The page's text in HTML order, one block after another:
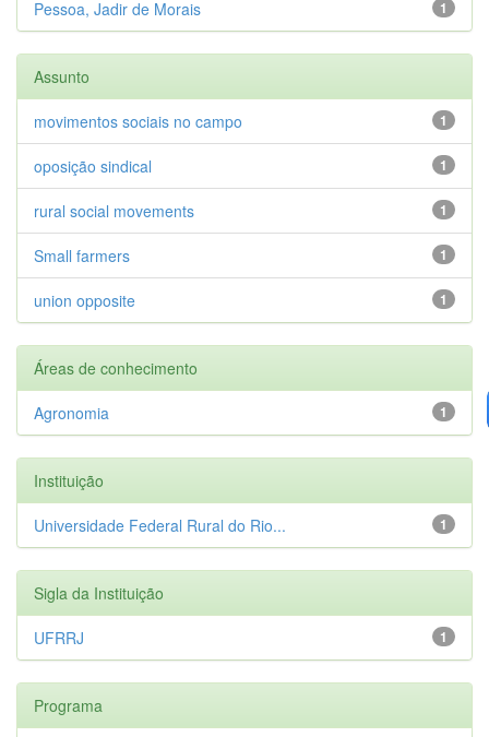
1
Pessoa, Jadir de Morais
Assunto
1
movimentos sociais no campo
1
oposição sindical
1
rural social movements
1
Small farmers
1
union opposite
Áreas de conhecimento
1
Agronomia
Instituição
1
Universidade Federal Rural do Rio...
Sigla da Instituição
1
UFRRJ
Programa